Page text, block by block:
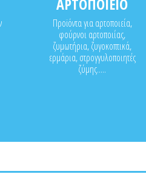
ΑΡΤΟΠΟΙΕΙΟ
Προϊόντα για αρτοποιεία,
φούρνοι αρτοποιίας,
ζυμωτήρια, ζυγοκοπτικά,
ερμάρια, στρογγυλοποιητές
ζύμης.....